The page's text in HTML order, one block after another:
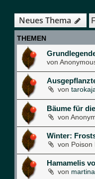
Neues Thema
THEMEN
von
von
Bäume für
von
Winter:
von Poison
Hamamelis
von martina.